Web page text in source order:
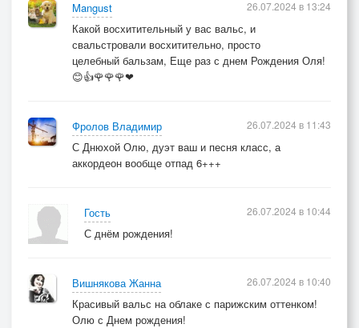
Mangust
Какой восхитительный у вас вальс, и
свальстровали восхитительно, просто
целебный бальзам, Еще раз с днем Рождения Оля!
😊👍🌹🌹🌹❤
26.07.2024 в 13:24
Фролов Владимир
С Днюхой Олю, дуэт ваш и песня класс, а
аккордеон вообще отпад 6+++
26.07.2024 в 11:43
Гость
С днём рождения!
26.07.2024 в 10:44
Вишнякова Жанна
Красивый вальс на облаке с парижским оттенком!
Олю с Днем рождения!
26.07.2024 в 10:40